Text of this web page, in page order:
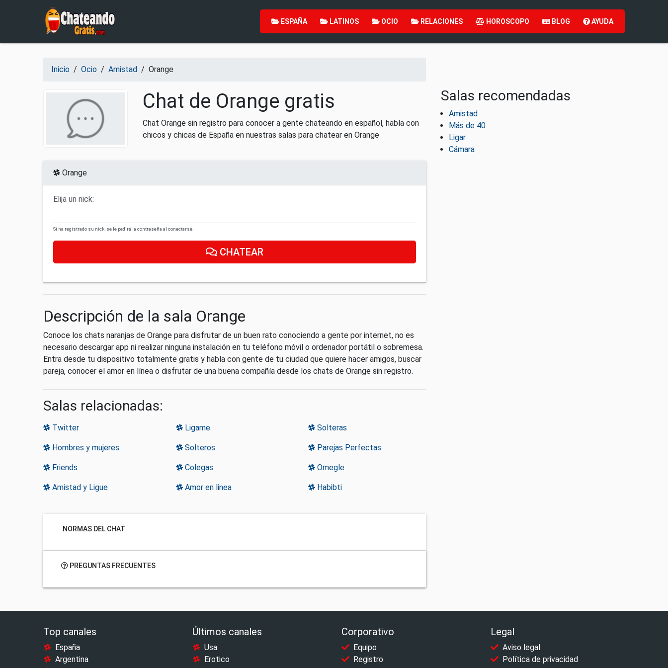
Salir del contenido
ESPAÑA LATINOS OCIO RELACIONES HOROSCOPO BLOG AYUDA
Inicio / Ocio / Amistad / Orange
Chat de Orange gratis
Chat Orange sin registro para conocer a gente chateando en español, habla con
chicos y chicas de España en nuestras salas para chatear en Orange
Orange
Elija un nick:
Si ha registrado su nick, se le pedirá la contraseña al conectarse.
CHATEAR
Descripción de la sala Orange
Conoce los chats naranjas de Orange para disfrutar de un buen rato conociendo a gente por internet, no es
necesario descargar app ni realizar ninguna instalación en tu teléfono móvil o ordenador portátil o sobremesa.
Entra desde tu dispositivo totalmente gratis y habla con gente de tu ciudad que quiere hacer amigos, buscar
pareja, conocer el amor en línea o disfrutar de una buena compañía desde los chats de Orange sin registro.
Salas relacionadas:
Twitter Ligame Solteras
Hombres y mujeres Solteros Parejas Perfectas
Friends Colegas Omegle
Amistad y Ligue Amor en linea Habibti
NORMAS DEL CHAT
PREGUNTAS FRECUENTES
Salas recomendadas
Amistad
Más de 40
Ligar
Cámara
Top canales
España
Argentina
Últimos canales
Usa
Erotico
Corporativo
Equipo
Registro
Legal
Aviso legal
Política de privacidad